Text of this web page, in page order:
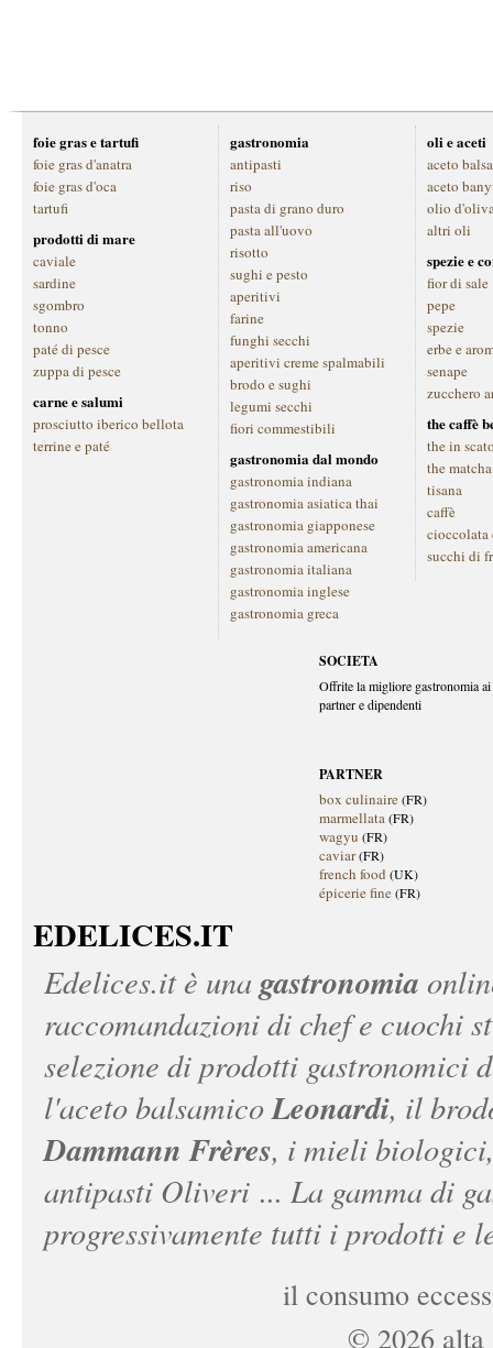
foie gras e tartufi
foie gras d'anatra
foie gras d'oca
tartufi
prodotti di mare
caviale
sardine
sgombro
tonno
paté di pesce
zuppa di pesce
carne e salumi
prosciutto iberico bellota
terrine e paté
gastronomia
antipasti
riso
pasta di grano duro
pasta all'uovo
risotto
sughi e pesto
aperitivi
farine
funghi secchi
aperitivi creme spalmabili
brodo e sughi
legumi secchi
fiori commestibili
gastronomia dal mondo
gastronomia indiana
gastronomia asiatica thai
gastronomia giapponese
gastronomia americana
gastronomia italiana
gastronomia inglese
gastronomia greca
oli e aceti
aceto
aceto
olio
altri oli
spezie e
fior di sale
pepe
spezie
erbe e
senape
zucchero
the caffè
the in
the matcha
tisana
caffè
cioccolata
succhi di
SOCIETA
Offrite la migliore gastronomia
partner e dipendenti
PARTNER
box culinaire(FR)
marmellata(FR)
wagyu (FR)
caviar(FR)
french food (UK)
épicerie fine(FR)
EDELICES.IT
Edelices.itè una gastronomia
raccomandazioni di chef e cuochi
selezione di prodotti gastronomici
l'aceto balsamicoLeonardi, il
Dammann Frères, i mieli
antipasti Oliveri ... La gamma di
progressivamente tutti i prodotti e
il consumo
© 2026